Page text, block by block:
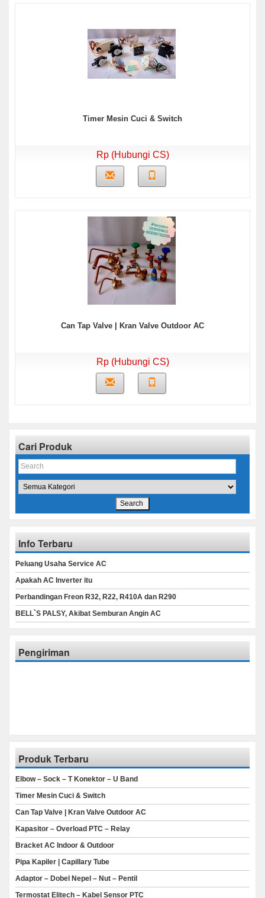
Timer Mesin Cuci & Switch
Rp (Hubungi CS)
Can Tap Valve | Kran Valve Outdoor AC
Rp (Hubungi CS)
Cari Produk
Info Terbaru
Peluang Usaha Service AC
Apakah AC Inverter itu
Perbandingan Freon R32, R22, R410A dan R290
BELL`S PALSY, Akibat Semburan Angin AC
Pengiriman
Produk Terbaru
Elbow – Sock – T Konektor – U Band
Timer Mesin Cuci & Switch
Can Tap Valve | Kran Valve Outdoor AC
Kapasitor – Overload PTC – Relay
Bracket AC Indoor & Outdoor
Pipa Kapiler | Capillary Tube
Adaptor – Dobel Nepel – Nut – Pentil
Termostat Elitech – Kabel Sensor PTC